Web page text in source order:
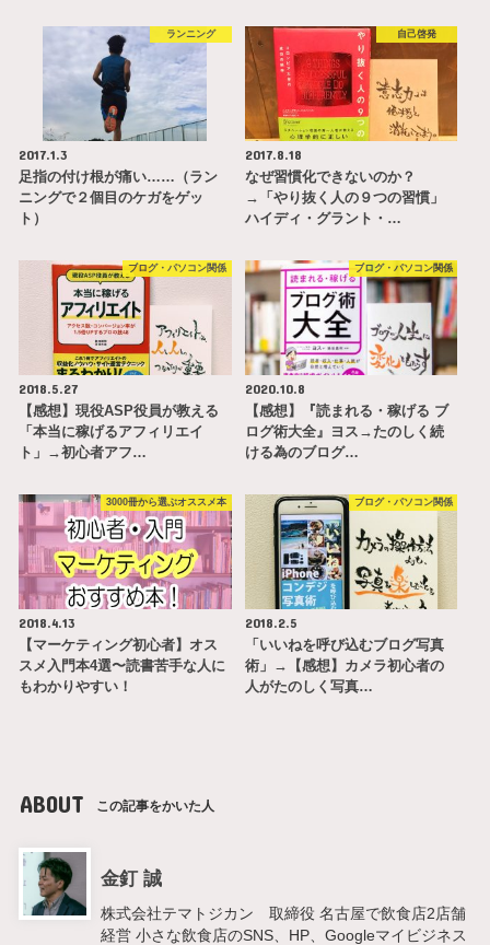
ランニング
2017.1.3
足指の付け根が痛い……（ラン
ニングで２個目のケガをゲッ
ト）
自己啓発
2017.8.18
なぜ習慣化できないのか？
→「やり抜く人の９つの習慣」
ハイディ・グラント・…
ブログ・パソコン関係
2018.5.27
【感想】現役ASP役員が教える
「本当に稼げるアフィリエイ
ト」→初心者アフ…
ブログ・パソコン関係
2020.10.8
【感想】『読まれる・稼げる ブ
ログ術大全』ヨス→たのしく続
ける為のブログ…
3000冊から選ぶオススメ本
2018.4.13
【マーケティング初心者】オス
スメ入門本4選〜読書苦手な人に
もわかりやすい！
ブログ・パソコン関係
2018.2.5
「いいねを呼び込むブログ写真
術」→【感想】カメラ初心者の
人がたのしく写真…
ABOUT この記事をかいた人
金釘 誠
株式会社テマトジカン 取締役 名古屋で飲食店2店舗
経営 小さな飲食店のSNS、HP、Googleマイビジネス